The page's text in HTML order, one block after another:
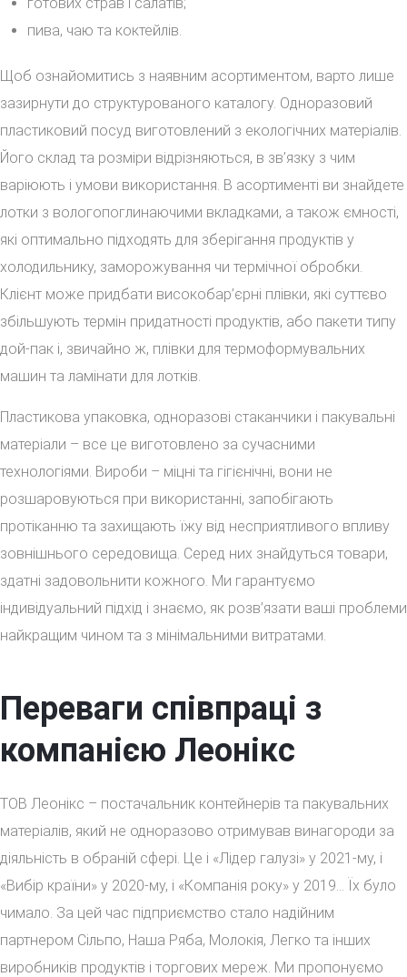
готових страв і салатів;
пива, чаю та коктейлів.
Щоб ознайомитись з наявним асортиментом, варто лише
зазирнути до структурованого каталогу. Одноразовий
пластиковий посуд виготовлений з екологічних матеріалів.
Його склад та розміри відрізняються, в зв’язку з чим
варіюють і умови використання. В асортименті ви знайдете
лотки з вологопоглинаючими вкладками, а також ємності,
які оптимально підходять для зберігання продуктів у
холодильнику, заморожування чи термічної обробки.
Клієнт може придбати високобар’єрні плівки, які суттєво
збільшують термін придатності продуктів, або пакети типу
дой-пак і, звичайно ж, плівки для термоформувальних
машин та ламінати для лотків.
Пластикова упаковка, одноразові стаканчики і пакувальні
матеріали – все це виготовлено за сучасними
технологіями. Вироби – міцні та гігієнічні, вони не
розшаровуються при використанні, запобігають
протіканню та захищають їжу від несприятливого впливу
зовнішнього середовища. Серед них знайдуться товари,
здатні задовольнити кожного. Ми гарантуємо
індивідуальний підхід і знаємо, як розв’язати ваші проблеми
найкращим чином та з мінімальними витратами.
Переваги співпраці з
компанією Леонікс
ТОВ Леонікс – постачальник контейнерів та пакувальних
матеріалів, який не одноразово отримував винагороди за
діяльність в обраній сфері. Це і «Лідер галузі» у 2021-му, і
«Вибір країни» у 2020-му, і «Компанія року» у 2019… Їх було
чимало. За цей час підприємство стало надійним
партнером Сільпо, Наша Ряба, Молокія, Легко та інших
виробників продуктів і торгових мереж. Ми пропонуємо